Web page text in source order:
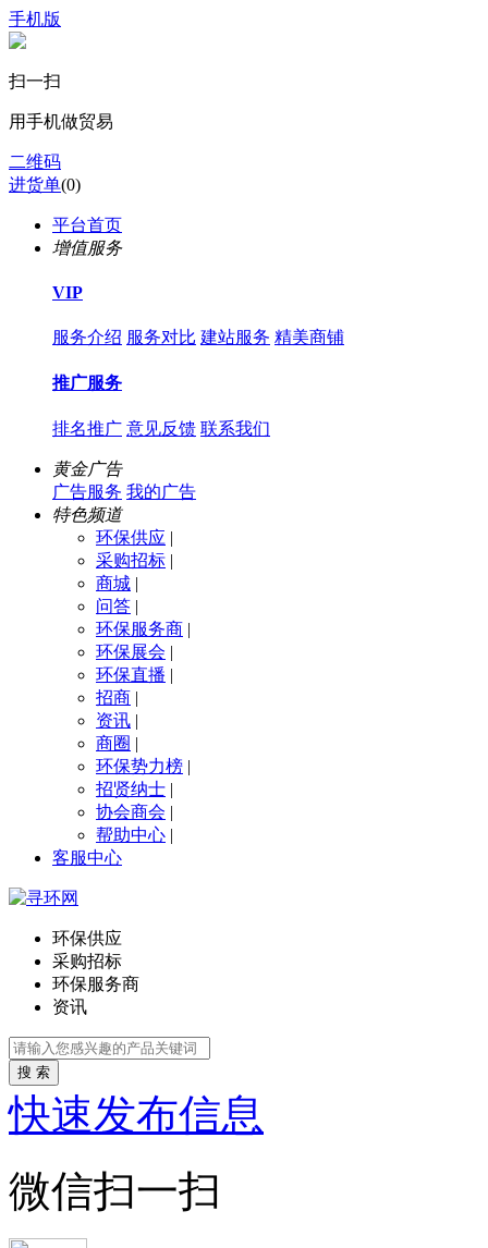
手机版
扫一扫
用手机做贸易
二维码
进货单(0)
平台首页
增值服务
VIP
服务介绍 服务对比 建站服务 精美商铺
推广服务
排名推广 意见反馈 联系我们
黄金广告
广告服务 我的广告
特色频道
环保供应 |
采购招标 |
商城 |
问答 |
环保服务商 |
环保展会 |
环保直播 |
招商 |
资讯 |
商圈 |
环保势力榜 |
招贤纳士 |
协会商会 |
帮助中心 |
客服中心
环保供应
采购招标
环保服务商
资讯
搜 索
快速发布信息
微信扫一扫